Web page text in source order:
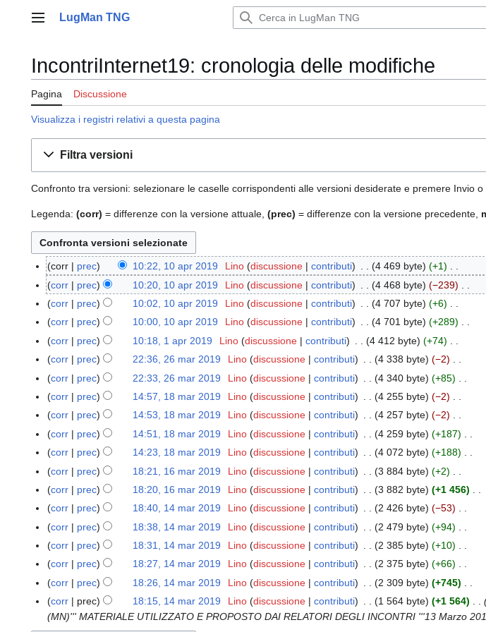
Menu principale
LugMan TNG
IncontriInternet19: cronologia delle modifiche
Pagina Discussione
Visualizza i registri relativi a questa pagina
Filtra versioni
Confronto tra versioni: selezionare le caselle corrispondenti alle versioni desiderate e premere Invio o
Legenda: (corr) = differenze con la versione attuale, (prec) = differenze con la versione precedente,
1
0
2
0
1
corr prec 10:22, 10 apr 2019 Lino discussione contributi 4 469 byte
+1
N
e
s
s
u
n
o
g
e
t
t
o
e
l
l
a
m
d
i
f
corr prec 10:20, 10 apr 2019 Lino discussione contributi 4 468 byte
−239
N
s
s
u
n
o
g
e
t
t
o
e
l
l
a
m
d
i
corr prec 10:02, 10 apr 2019 Lino discussione contributi 4 707 byte
+6
N
s
s
u
n
o
g
e
t
t
o
e
l
l
a
m
o
d
corr prec 10:00, 10 apr 2019 Lino discussione contributi 4 701 byte
+289
N
s
s
u
n
o
g
e
t
t
o
e
l
l
a
m
1
a
0
1
9
corr prec 10:18, 1 apr 2019 Lino discussione contributi 4 412 byte
+74
N
s
s
u
n
o
g
e
t
t
o
e
l
l
a
2
6
2
0
1
corr prec 22:36, 26 mar 2019 Lino discussione contributi 4 338 byte
−2
N
s
s
u
n
o
g
e
t
t
o
e
l
l
corr prec 22:33, 26 mar 2019 Lino discussione contributi 4 340 byte
+85
N
s
s
u
n
o
g
e
t
t
o
e
l
1
8
2
0
1
corr prec 14:57, 18 mar 2019 Lino discussione contributi 4 255 byte
−2
N
s
s
u
n
o
g
e
t
t
o
d
e
corr prec 14:53, 18 mar 2019 Lino discussione contributi 4 257 byte
−2
N
s
s
u
n
o
g
e
t
t
o
corr prec 14:51, 18 mar 2019 Lino discussione contributi 4 259 byte
+187
N
s
s
u
n
o
g
e
t
t
corr prec 14:23, 18 mar 2019 Lino discussione contributi 4 072 byte
+188
N
s
s
u
n
o
g
e
t
1
6
2
0
1
corr prec 18:21, 16 mar 2019 Lino discussione contributi 3 884 byte
+2
N
s
s
u
n
o
g
e
corr prec 18:20, 16 mar 2019 Lino discussione contributi 3 882 byte
+1 456
N
s
s
u
n
o
g
g
1
4
2
0
corr prec 18:40, 14 mar 2019 Lino discussione contributi 2 426 byte
−53
N
s
s
u
n
o
corr prec 18:38, 14 mar 2019 Lino discussione contributi 2 479 byte
+94
N
s
s
u
n
corr prec 18:31, 14 mar 2019 Lino discussione contributi 2 385 byte
+10
N
s
s
u
corr prec 18:27, 14 mar 2019 Lino discussione contributi 2 375 byte
+66
N
s
s
corr prec 18:26, 14 mar 2019 Lino discussione contributi 2 309 byte
+745
N
e
s
corr prec 18:15, 14 mar 2019 Lino discussione contributi 1 564 byte +1 564
(MN)''' MATERIALE UTILIZZATO E PROPOSTO DAI RELATORI DEGLI INCONTRI '''13 Marzo